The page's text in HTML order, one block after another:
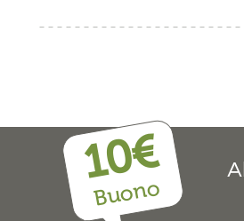
10€
Buono